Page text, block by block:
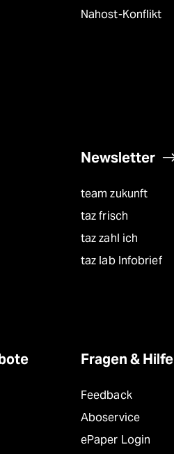
Nahost-Konflikt
Newsletter
team zukunft
taz frisch
taz zahl ich
taz lab Infobrief
Fragen & Hilfe
Feedback
Aboservice
ePaper Login